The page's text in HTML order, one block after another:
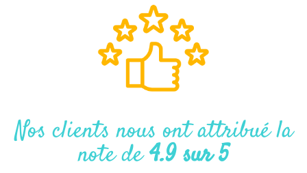
Nos clients nous ont attribué la
note de4.9 sur 5